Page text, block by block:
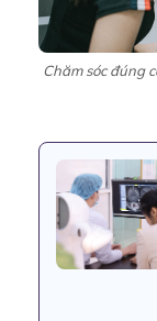
Chăm sóc đúng